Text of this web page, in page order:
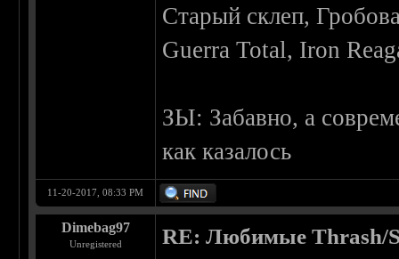
Старый склеп,
Guerra Total, Iron
ЗЫ: Забавно, а
как казалось
11-20-2017, 08:33 PM
Dimebag97
Unregistered RE: Любимые Thrash/